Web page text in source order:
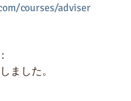
courses/adviser
ました。